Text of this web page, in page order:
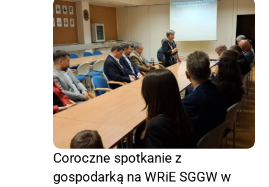
Coroczne spotkanie z
gospodarką na WRiE SGGW w